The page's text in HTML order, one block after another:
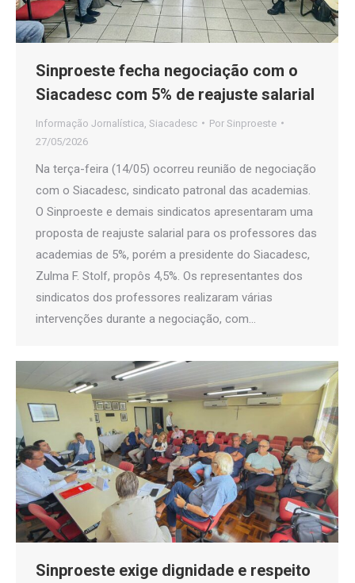
Sinproeste fecha negociação com o
Siacadesc com 5% de reajuste salarial
Informação Jornalística Siacadesc Por Sinproeste
27/05/2026
Na terça-feira (14/05) ocorreu reunião de negociação
com o Siacadesc, sindicato patronal das academias.
O Sinproeste e demais sindicatos apresentaram uma
proposta de reajuste salarial para os professores das
academias de 5%, porém a presidente do Siacadesc,
Zulma F. Stolf, propôs 4,5%. Os representantes dos
sindicatos dos professores realizaram várias
intervenções durante a negociação, com…
Sinproeste exige dignidade e respeito